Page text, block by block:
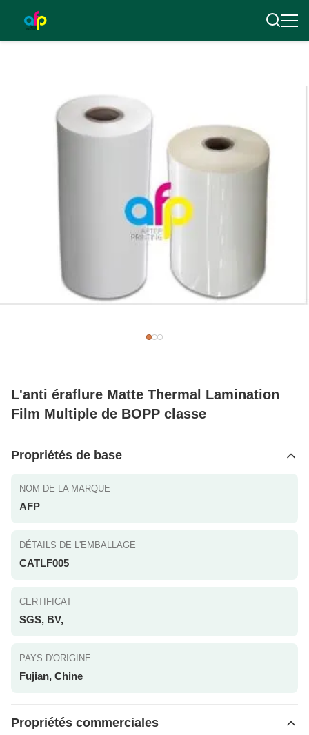
L'anti éraflure Matte Thermal Lamination
Film Multiple de BOPP classe
Propriétés de base
NOM DE LA MARQUE
AFP
DÉTAILS DE L'EMBALLAGE
CATLF005
CERTIFICAT
SGS, BV,
PAYS D'ORIGINE
Fujian, Chine
Propriétés commerciales